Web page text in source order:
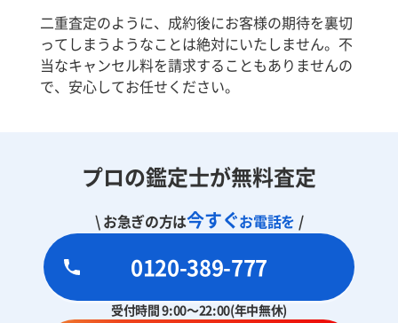
二重査定のように、成約後にお客様の期待を裏切
ってしまうようなことは絶対にいたしません。不
当なキャンセル料を請求することもありませんの
で、安心してお任せください。
プロの鑑定士が無料査定
\ お急ぎの方は今すぐお電話を /
0120-389-777
受付時間 9:00～22:00(年中無休)